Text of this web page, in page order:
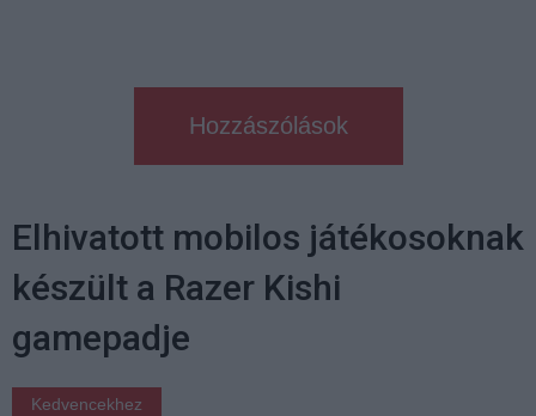
Hozzászólások
Elhivatott mobilos játékosoknak
készült a Razer Kishi
gamepadje
Kedvencekhez